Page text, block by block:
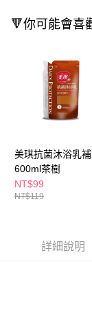
※ 交易是否成功請以
是否繳費成功／繳
【注意事項】
１．透過由恩沛科
易，需依本服務之
權轉讓予恩沛科技
２．關於個人資料
「AFTEE先享後付
任。
４．使用「AFTEE
時審查核予不同之
付款後萊爾富取貨
7-11取貨付款
每筆NT$65，滿
付款後7-11取貨
宅配(本島)
每筆NT$100，滿
付款後寶雅門市自
🔻你可能會喜
美琪抗菌沐浴乳
600ml茶樹
NT$99
NT$119
詳細說明